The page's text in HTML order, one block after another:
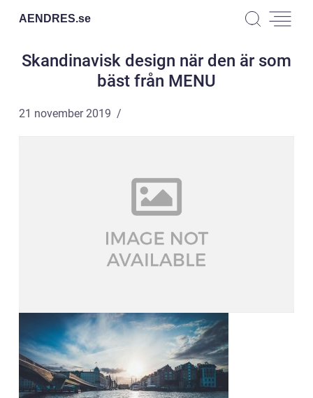
AENDRES.se
Skandinavisk design när den är som
bäst från MENU
21 november 2019